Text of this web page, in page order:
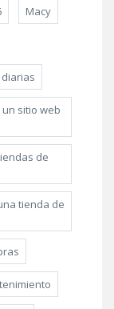
Macy
sitio web
de
tienda de